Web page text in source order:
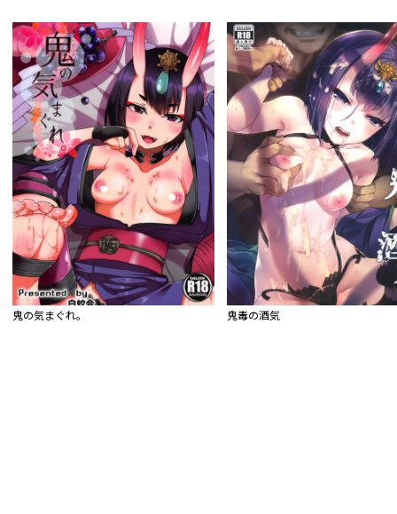
鬼の気まぐれ。 鬼毒の酒気